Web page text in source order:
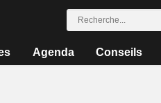
Agenda Conseils